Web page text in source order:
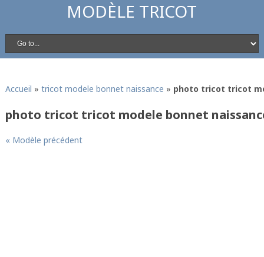
MODÈLE TRICOT
Accueil » tricot modele bonnet naissance » photo tricot tricot
photo tricot tricot modele bonnet
« Modèle précédent